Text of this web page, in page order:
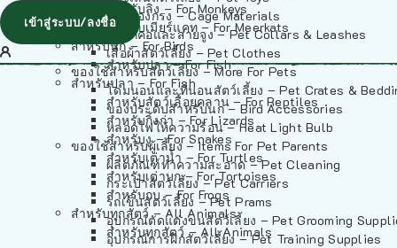
วัสดุรองกรง – Cage Materials
ปลอกคอและสายจูง – Pet Collars & Leashes
เสื้อผ้าสัตว์เลี้ยง – Pet Clothes
ของใช้สำหรับสัตว์เลี้ยง – More For Pets
โดมนอนและที่นอนสัตว์เลี้ยง – Pet Crates &
ของประดับสำหรับนก – Bird Accessories
หลอดไฟให้ความร้อน – Heat Light Bulb
ของใช้สำหรับผู้เลี้ยง – Items For Pet Parents
ผลิตภัณฑ์ทำความสะอาด – Pet Cleaning
กระเป๋าสัตว์เลี้ยง – Pet Carriers
รถเข็นสัตว์เลี้ยง – Pet Prams
อุปกรณ์ตัดแต่งขนสัตว์เลี้ยง – Pet Grooming
อุปกรณ์การฝึกสัตว์เลี้ยง – Pet Training Supplies
สำหรับลิง – For Monkeys
สำหรับเมียร์แคท – For Meerkats
สำหรับนก – For Birds
สำหรับปลา – For Fish
สำหรับปลา – For Fish
สำหรับสัตว์เลื้อยคลาน – For Reptiles
สำหรับกิ้งก่า – For Lizards
สำหรับงู – For Snakes
สำหรับเต่าน้ำ – For Turtles
สำหรับเต่าบก – For Tortoises
สำหรับกบ – For Frogs
สำหรับทุกสัตว์ – All Animals
สำหรับทุกสัตว์ – All Animals
เข้าสู่ระบบ/ลงชื่อ